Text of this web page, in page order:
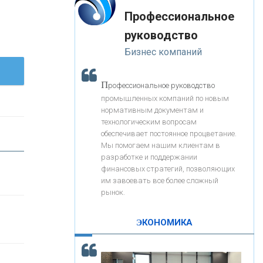
«ЗАПСИБКОМБАНК»
«РОСЕВРОБАНК»
«ПРЕСС-СЛУЖБА ВТБ24»
«АВТОГРАДБАНК»
«ПРОМРЕГИОНБАНК»
ОНАС
КОНТАКТЫ
корость - один из главных трендов в
кредитовании бизнеса - «Интервью»
-- Лучшее, что можно сделать с хорошим советом, это
пропустить его мимо ушей. Он никогда не бывает
полезен никому, кроме того, кто его дал.
-- Люблю давать советы и очень не люблю, когда их
дают мне.
Профессиональное
руководство
Бизнес компаний
Профессиональное руководство
промышленных компаний по новым
нормативным документам и
технологическим вопросам
обеспечивает постоянное процветание.
Мы помогаем нашим клиентам в
разработке и поддержании
финансовых стратегий, позволяющих
им завоевать все более сложный
рынок.
ЭКОНОМИКА